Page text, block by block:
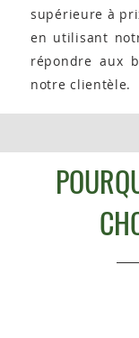
supérieure à
en utilisant
répondre aux
notre clientèle.